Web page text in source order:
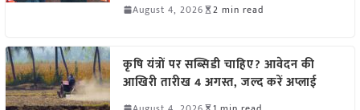
August 4, 2026 2 min read
कृषि यंत्रों पर सब्सिडी चाहिए? आवेदन की
आखिरी तारीख 4 अगस्त, जल्द करें अप्लाई